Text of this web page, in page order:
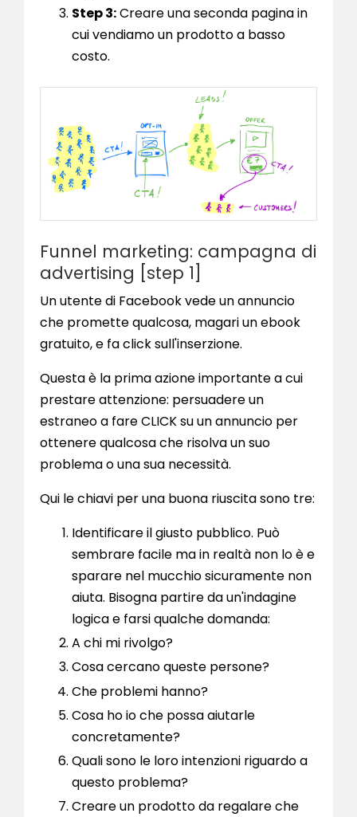
Step 3:Creare una seconda pagina in
cui vendiamo un prodotto a basso
costo.
Funnel marketing: campagna di
advertising [step 1]
Un utente di Facebook vede un annuncio
che promette qualcosa, magari un ebook
gratuito, e fa click sull'inserzione.
Questa è la prima azione importante a cui
prestare attenzione: persuadere un
estraneo a fare CLICK su un annuncio per
ottenere qualcosa che risolva un suo
problema o una sua necessità.
Qui le chiavi per una buona riuscita sono tre:
Identificare il giusto pubblico. Può
sembrare facile ma in realtà non lo è e
sparare nel mucchio sicuramente non
aiuta. Bisogna partire da un'indagine
logica e farsi qualche domanda:
A chi mi rivolgo?
Cosa cercano queste persone?
Che problemi hanno?
Cosa ho io che possa aiutarle
concretamente?
Quali sono le loro intenzioni riguardo a
questo problema?
Creare un prodotto da regalare che